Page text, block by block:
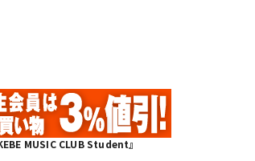
MUSIC CLUB Student』